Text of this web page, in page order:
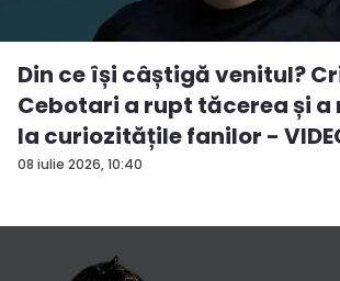
08 iulie 2026, 10:40
Din ce își câștigă venitul?
Cebotari a rupt tăcerea și
la curiozitățile fanilor -